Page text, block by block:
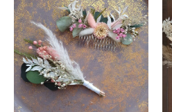
a
terméknek
több
variációja
van.
A
változatok